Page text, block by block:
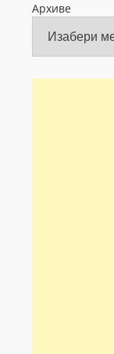
Архиве